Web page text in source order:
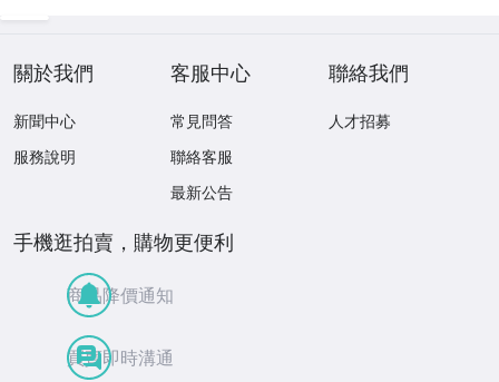
關於我們
新聞中心
服務說明
客服中心
常見問答
聯絡客服
最新公告
聯絡我們
人才招募
手機逛拍賣，購物更便利
商品降價通知
買賣即時溝通